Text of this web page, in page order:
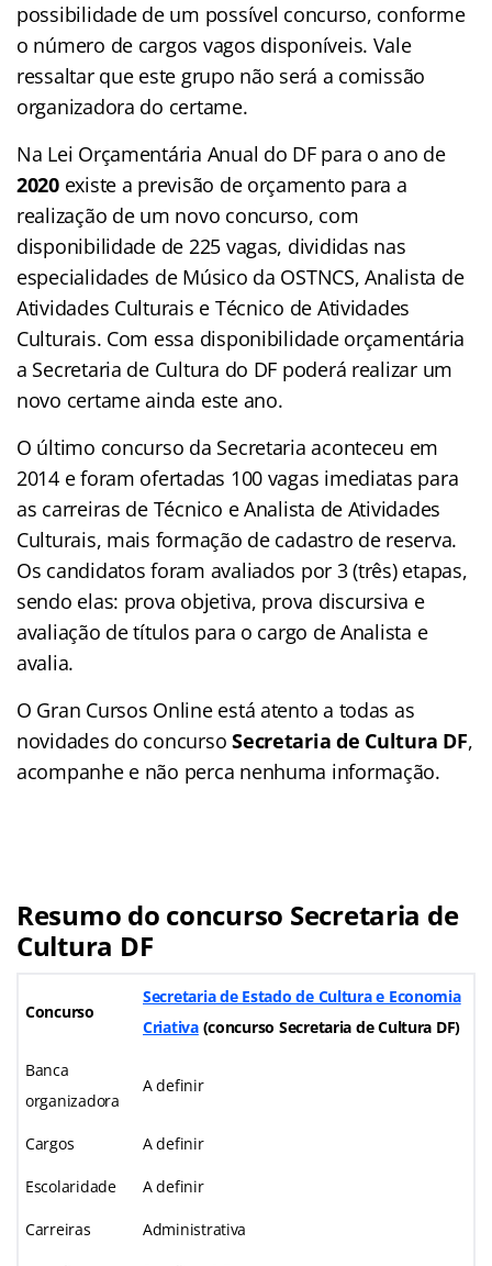
possibilidade de um possível concurso, conforme
o número de cargos vagos disponíveis. Vale
ressaltar que este grupo não será a comissão
organizadora do certame.
Na Lei Orçamentária Anual do DF para o ano de
2020existe a previsão de orçamento para a
realização de um novo concurso, com
disponibilidade de 225 vagas, divididas nas
especialidades de Músico da OSTNCS, Analista de
Atividades Culturais e Técnico de Atividades
Culturais. Com essa disponibilidade orçamentária
a Secretaria de Cultura do DF poderá realizar um
novo certame ainda este ano.
O último concurso da Secretaria aconteceu em
2014 e foram ofertadas 100 vagas imediatas para
as carreiras de Técnico e Analista de Atividades
Culturais, mais formação de cadastro de reserva.
Os candidatos foram avaliados por 3 (três) etapas,
sendo elas: prova objetiva, prova discursiva e
avaliação de títulos para o cargo de Analista e
avalia.
O Gran Cursos Online está atento a todas as
novidades do concursoSecretaria de Cultura DF,
acompanhe e não perca nenhuma informação.
Resumo do concurso Secretaria de
Cultura DF
Concurso
Secretaria de Estado de Cultura e Economia
Criativa (concurso Secretaria de Cultura DF)
Banca
organizadora
A definir
Cargos A definir
Escolaridade A definir
Carreiras Administrativa